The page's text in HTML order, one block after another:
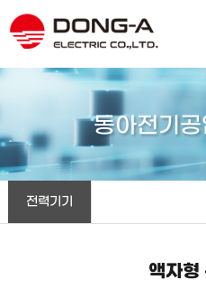
동아전기
전력기기
액자형